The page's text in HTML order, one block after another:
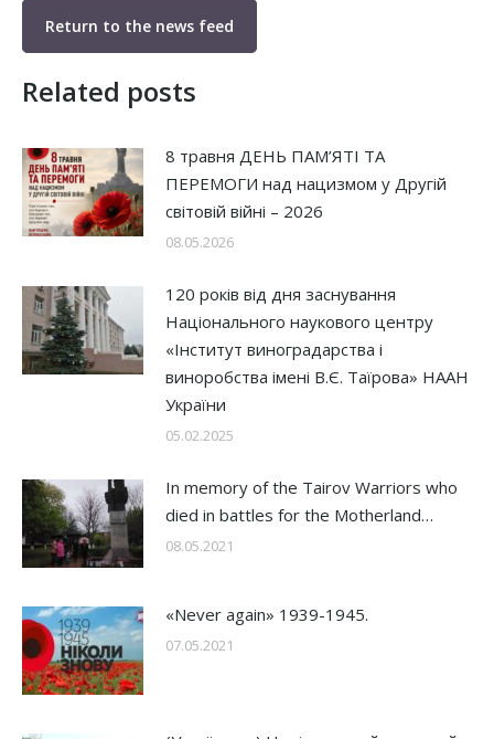
Return to the news feed
Related posts
8 травня ДЕНЬ ПАМ’ЯТІ ТА
ПЕРЕМОГИ над нацизмом у Другій
світовій війні – 2026
08.05.2026
120 років від дня заснування
Національного наукового центру
«Інститут виноградарства і
виноробства імені В.Є. Таїрова» НААН
України
05.02.2025
In memory of the Tairov Warriors who
died in battles for the Motherland…
08.05.2021
«Never again» 1939-1945.
07.05.2021